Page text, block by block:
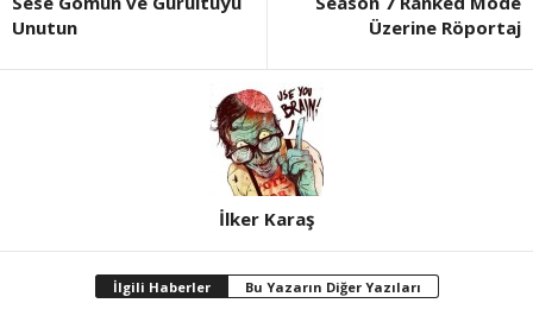
Unutun
Üzerine Röportaj
İlker Karaş
İlgili Haberler Bu Yazarın Diğer Yazıları